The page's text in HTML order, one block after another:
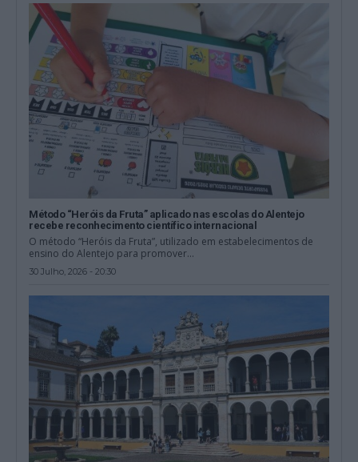
Método “Heróis da Fruta” aplicado nas escolas do Alentejo
recebe reconhecimento científico internacional
O método “Heróis da Fruta”, utilizado em estabelecimentos de
ensino do Alentejo para promover...
30 Julho, 2026 - 20:30